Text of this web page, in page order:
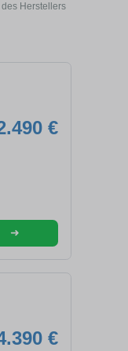
Herstellers
€
➜
€